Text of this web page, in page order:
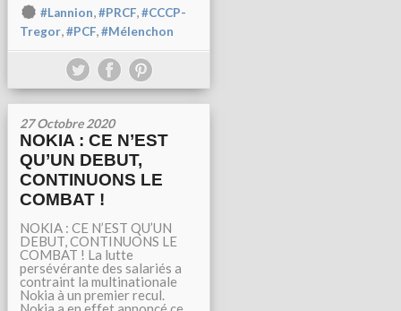
#Lannion,#PRCF,#CCCP-
Tregor,#PCF,#Mélenchon
27 Octobre 2020
NOKIA : CE N’EST
QU’UN DEBUT,
CONTINUONS LE
COMBAT !
NOKIA : CE N’EST QU’UN
DEBUT, CONTINUONS LE
COMBAT ! La lutte
persévérante des salariés a
contraint la multinationale
Nokia à un premier recul.